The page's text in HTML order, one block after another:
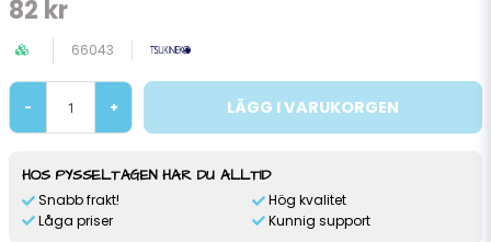
82 kr
66043
- + LÄGG I VARUKORGEN
HOS PYSSELTAGEN HAR DU ALLTID
Snabb frakt!
Låga priser
Hög kvalitet
Kunnig support